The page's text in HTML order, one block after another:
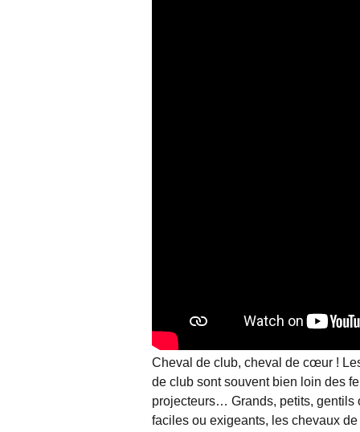
Cheval de club, cheval de cœur !
de club sont souvent bien loin des
projecteurs… Grands, petits, gentils
faciles ou exigeants, les chevaux